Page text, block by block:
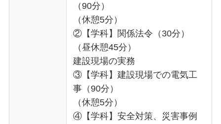
（90分）
（休憩5分）
②【学科】関係法令（30分）
（昼休憩45分）
建設現場の実務
③【学科】建設現場での電気工
事（90分）
（休憩5分）
④【学科】安全対策、災害事例